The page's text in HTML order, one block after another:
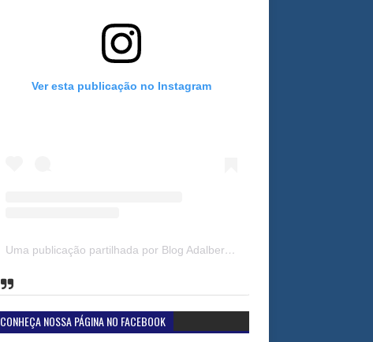
Ver esta publicação no Instagram
Uma publicação partilhada por Blog Adalberto Gomes Noticias (@blogadalbertogomesnoticiass)
CONHEÇA NOSSA PÁGINA NO FACEBOOK